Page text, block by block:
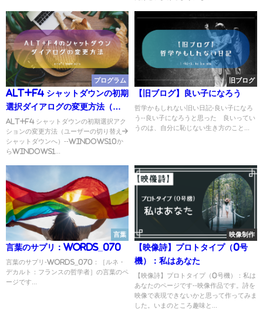
プログラム
Alt+F4 シャットダウンの初期
選択ダイアログの変更方法（ユ
ーザーの切り替え→シャットダウ
ンへ）
Alt+F4 シャットダウンの初期選択アク
ションの変更方法（ユーザーの切り替え→
シャットダウンへ）--Windows10か
らWindows1...
旧ブログ
【旧ブログ】良い子になろう
哲学かもしれない旧い日記-良い子になろ
う--良い子になろうと思った 良いってい
うのは、自分に恥じない生き方のこと...
言葉
言葉のサプリ：Words_070
言葉のサプリ-Words_070：［ルネ・
デカルト：フランスの哲学者］の言葉のペ
ージです...
映像制作
【映像詩】プロトタイプ（0号
機）：私はあなた
【映像詩】プロトタイプ（0号機）：私は
あなたのページです--映像作品です。詩を
映像で表現できないかと思って作ってみま
した。いまのところ趣味と...